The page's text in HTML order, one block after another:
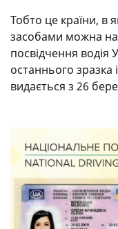
Бахрейн,
Герцеговина,
Венесуела,
Данія,
Естонія,
Іспанія, Італія,
Кувейт, Латвія,
Македонія,
Монголія,
Норвегія, ОАЕ,
Португалія,
Федерація,
Тобто це країни, в
засобами можна на
посвідчення водія
останнього зразка
видається з 26